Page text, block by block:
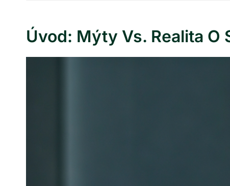
Úvod: Mýty Vs. Realita